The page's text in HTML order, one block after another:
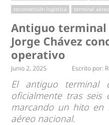
reconversión logística
terminal aéreo
Antiguo
Jorge Chávez
operativo
Junio 2, 2025 Escrito por:
El antiguo terminal
oficialmente tras seis
marcando un hito en
aéreo nacional.